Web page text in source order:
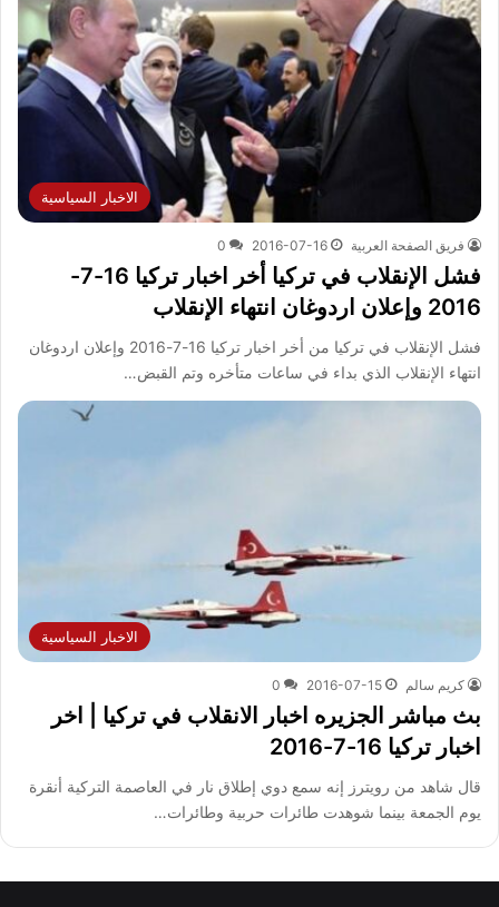
الاخبار السياسية
فريق الصفحة العربية 2016-07-16
0
فشل الإنقلاب في تركيا أخر اخبار تركيا 16-7-
2016 وإعلان اردوغان انتهاء الإنقلاب
فشل الإنقلاب في تركيا من أخر اخبار تركيا 16-7-2016 وإعلان اردوغان
انتهاء الإنقلاب الذي بداء في ساعات متأخره وتم القبض…
الاخبار السياسية
كريم سالم 2016-07-15
0
بث مباشر الجزيره اخبار الانقلاب في تركيا | اخر
اخبار تركيا 16-7-2016
قال شاهد من رويترز إنه سمع دوي إطلاق نار في العاصمة التركية أنقرة
يوم الجمعة بينما شوهدت طائرات حربية وطائرات…